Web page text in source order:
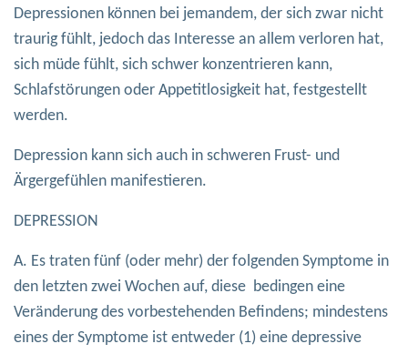
Depressionen können bei jemandem, der sich zwar nicht
traurig fühlt, jedoch das Interesse an allem verloren hat,
sich müde fühlt, sich schwer konzentrieren kann,
Schlafstörungen oder Appetitlosigkeit hat, festgestellt
werden.
Depression kann sich auch in schweren Frust- und
Ärgergefühlen manifestieren.
DEPRESSION
A. Es traten fünf (oder mehr) der folgenden Symptome in
den letzten zwei Wochen auf, diese bedingen eine
Veränderung des vorbestehenden Befindens; mindestens
eines der Symptome ist entweder (1) eine depressive